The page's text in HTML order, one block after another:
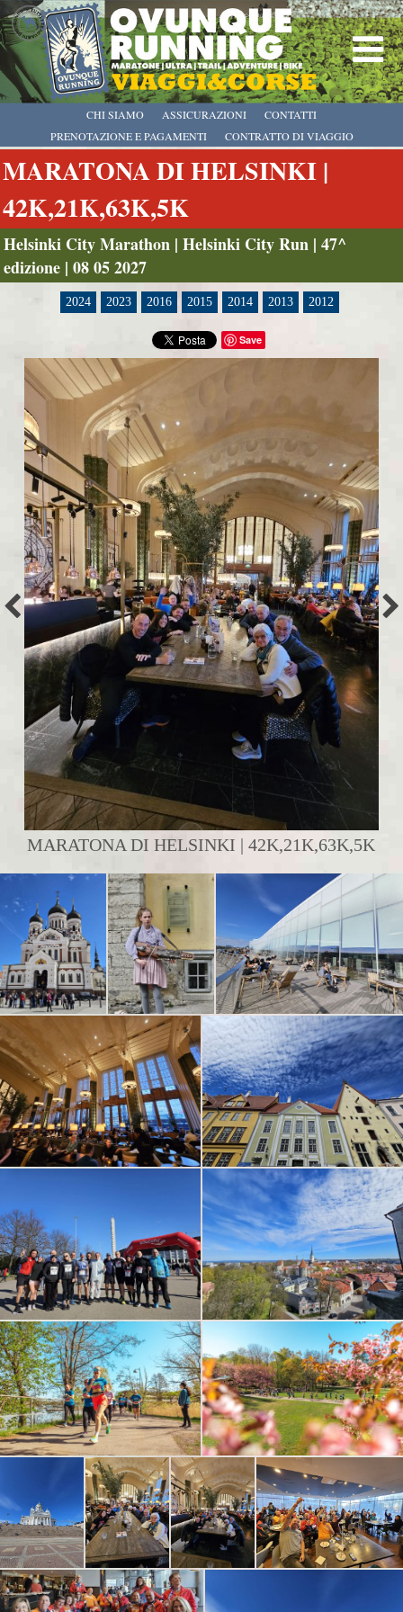
CHI SIAMO
PRENOTAZIONE E PAGAMENTI
CONTRATTO DI VIAGGIO
ASSICURAZIONI CONTATTI
MARATONA DI HELSINKI |
42K,21K,63K,5K
Helsinki City Marathon | Helsinki City Run | 47^
edizione | 08 05 2027
2024 2023 2016 2015 2014 2013 2012
Save
MARATONA DI HELSINKI | 42K,21K,63K,5K